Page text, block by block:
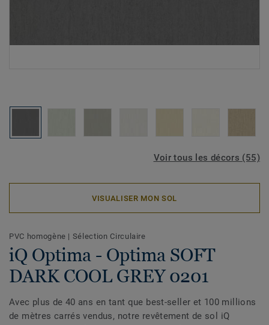
Voir tous les décors (55)
VISUALISER MON SOL
PVC homogène | Sélection Circulaire
iQ Optima - Optima SOFT
DARK COOL GREY 0201
Avec plus de 40 ans en tant que best-seller et 100 millions
de mètres carrés vendus, notre revêtement de sol iQ